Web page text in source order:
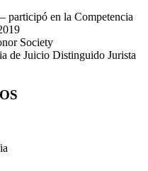
participó en la Competencia
Society
de Juicio Distinguido Jurista